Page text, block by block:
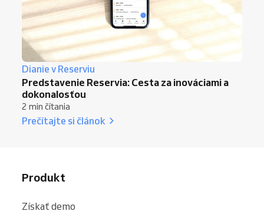
Dianie v Reserviu
Predstavenie Reservia: Cesta za inováciami a
dokonalosťou
2 min čítania
Prečítajte si článok
Produkt
Získať demo